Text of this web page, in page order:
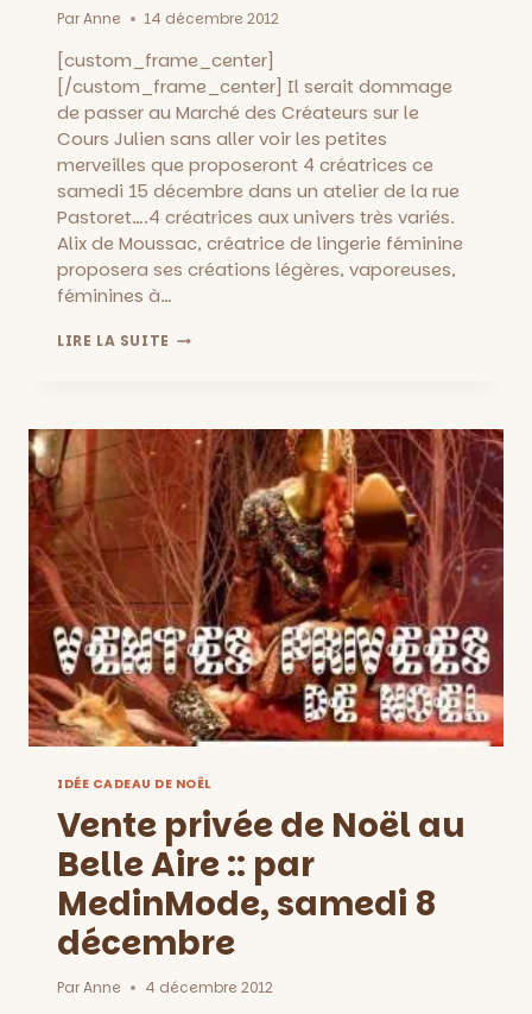
ParAnne 14 décembre 2012
[custom_frame_center]
[/custom_frame_center] Il serait dommage
de passer au Marché des Créateurs sur le
Cours Julien sans aller voir les petites
merveilles que proposeront 4 créatrices ce
samedi 15 décembre dans un atelier de la rue
Pastoret….4 créatrices aux univers très variés.
Alix de Moussac, créatrice de lingerie féminine
proposera ses créations légères, vaporeuses,
féminines à…
LIRE LA SUITE VENTE
LINGERIE,
BIJOUX,
DÉCO,
ILLUSTRATIONS,
JOUETS…
LES
15
ET
16
DÉCEMBRE
IDÉE CADEAU DE NOËL
Vente privée de Noël au
Belle Aire :: par
MedinMode, samedi 8
décembre
ParAnne 4 décembre 2012